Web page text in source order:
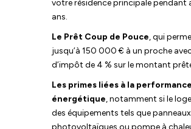
votre résidence principale pendant
ans.
Le Prêt Coup de Pouce, qui
jusqu’à 150 000 € à un proche
d’impôt de 4 % sur le montant
Les primes liées à la performance
énergétique, notamment si le
des équipements tels que panneaux
photovoltaïques ou pompe à